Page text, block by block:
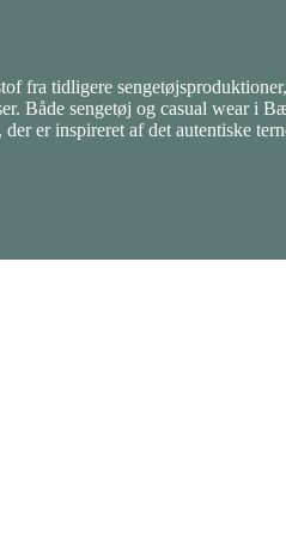
fra tidligere
Både sengetøj og casual wear i
er inspireret af det autentiske